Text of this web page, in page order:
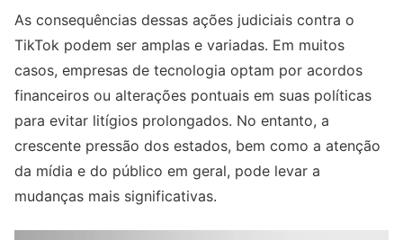
As consequências dessas ações judiciais contra o
TikTok podem ser amplas e variadas. Em muitos
casos, empresas de tecnologia optam por acordos
financeiros ou alterações pontuais em suas políticas
para evitar litígios prolongados. No entanto, a
crescente pressão dos estados, bem como a atenção
da mídia e do público em geral, pode levar a
mudanças mais significativas.